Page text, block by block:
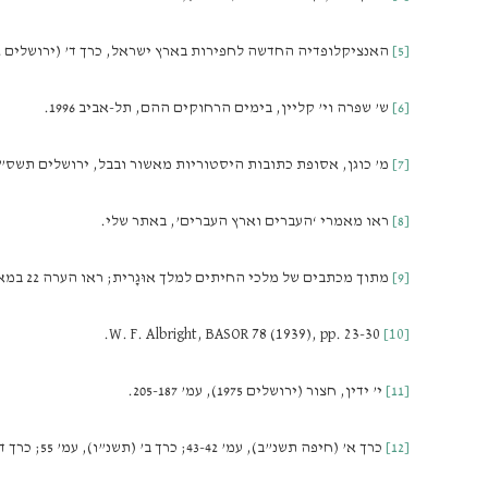
[5] האנציקלופדיה החדשה לחפירות בארץ ישראל, כרך ד’ (ירושלים 1992), עמ’ 1596.
[6] ש’ שפרה וי’ קליין, בימים הרחוקים ההם, תל-אביב 1996.
[7] מ’ כוגן, אסופת כתובות היסטוריות מאשור ובבל, ירושלים
[8] ראו מאמרי ‘העברים וארץ העברים’, באתר שלי.
[9] מתוך מכתבים של מלכי החיתים למלך אוּגָרית; ראו הערה 22 במאמרי הנ”ל.
[10]
[11] י’ ידין, חצור (ירושלים 1975), עמ’ 205-187.
[12] כרך א’ (חיפה תשנ”ב), עמ’ 43-42; כרך ב’ (תשנ”ו), עמ’ 55; כרך ד’ (תשס”ה), עמ’ 67-65.